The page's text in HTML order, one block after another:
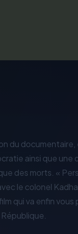
du
ainsi que
des morts. «
le colonel
qui va enfin